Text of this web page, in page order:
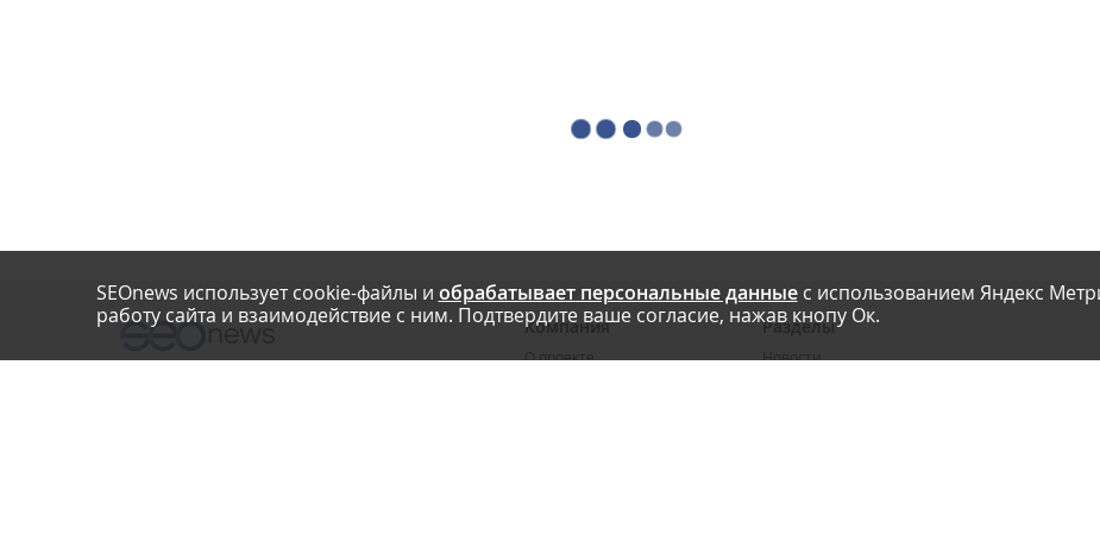
SEOnews использует cookie-файлы и обрабатывает персональные данныес использованием Яндекс
работу сайта и взаимодействие с ним. Подтвердите ваше согласие, нажав кнопу Ок.
Компания
О проекте
Разделы
Новости